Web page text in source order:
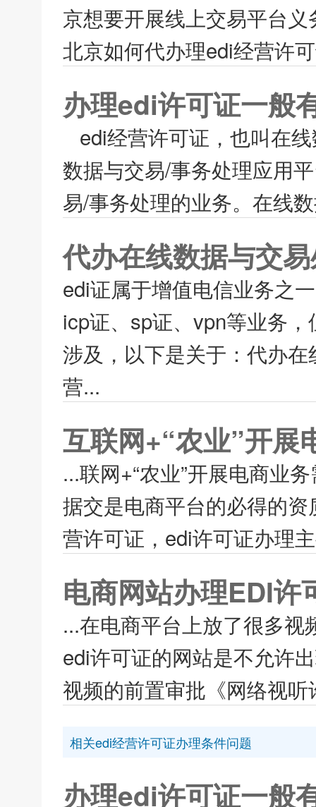
京想要开展线上交易平台
北京如何代办理edi经营许
办理edi许可证一般
edi经营许可证，也叫在
数据与交易/事务处理应用
易/事务处理的业务。在线
代办在线数据与交
edi证属于增值电信业务之
icp证、sp证、vpn等业务
涉及，以下是关于：代办
营...
互联网+“农业”开展
...联网+“农业”开展电商业
据交是电商平台的必得的
营许可证，edi许可证办理
电商网站办理EDI
...在电商平台上放了很多
edi许可证的网站是不允许
视频的前置审批《网络视
相关edi经营许可证办理条件问题
办理edi许可证一般